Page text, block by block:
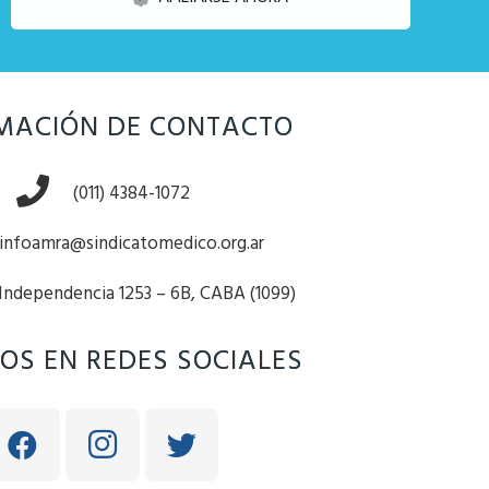
DE CONTACTO
(011) 4384-1072
infoamra@sindicatomedico.org.ar
1253 – 6B, CABA (1099)
EN REDES SOCIALES